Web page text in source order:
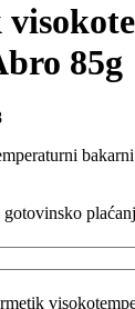
85g
gotovinsko